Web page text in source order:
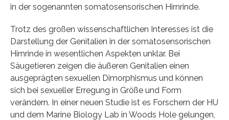
in der sogenannten somatosensorischen Hirnrinde.
Trotz des großen wissenschaftlichen Interesses ist die
Darstellung der Genitalien in der somatosensorischen
Hirnrinde in wesentlichen Aspekten unklar. Bei
Säugetieren zeigen die äußeren Genitalien einen
ausgeprägten sexuellen Dimorphismus und können
sich bei sexueller Erregung in Größe und Form
verändern. In einer neuen Studie ist es Forschern der HU
und dem Marine Biology Lab in Woods Hole gelungen,